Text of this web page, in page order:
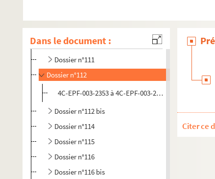
Dans le document :
Dossier n°110
Dossier n°110 bis
Dossier n°111
Dossier n°112
4C-EPF-003-2353 à 4C-EPF-003-2355. Lansiaux,
Dossier n°112 bis
Dossier n°114
Dossier n°115
Dossier n°116
Dossier n°116 bis
Citer ce